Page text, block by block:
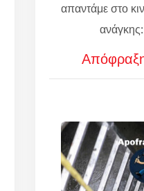
απαντάμε στο